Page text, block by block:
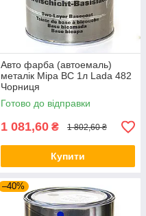
Авто фарба (автоемаль)
металік Mipa BC 1л Lada 482
Чорниця
Готово до відправки
1 081,60 ₴ 1 802,60 ₴
Купити
–40%